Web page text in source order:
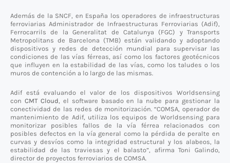
Además de la SNCF, en España los operadores de infraestructuras
ferroviarias Administrador de Infraestructuras Ferroviarias (Adif),
Ferrocarrils de la Generalitat de Catalunya (FGC) y Transports
Metropolitans de Barcelona (TMB) están validando y adoptando
dispositivos y redes de detección mundial para supervisar las
condiciones de las vías férreas, así como los factores geotécnicos
que influyen en la estabilidad de las vías, como los taludes o los
muros de contención a lo largo de las mismas.
Adif está evaluando el valor de los dispositivos Worldsensing
con CMT Cloud, el software basado en la nube para gestionar la
conectividad de las redes de monitorización. “COMSA, operador de
mantenimiento de Adif, utiliza los equipos de Worldsensing para
monitorizar posibles fallos de la vía férrea relacionados con
posibles defectos en la vía general como la pérdida de peralte en
curvas y desvíos como la integridad estructural y los alabeos, la
estabilidad de las traviesas y el balasto”, afirma Toni Galindo,
director de proyectos ferroviarios de COMSA.